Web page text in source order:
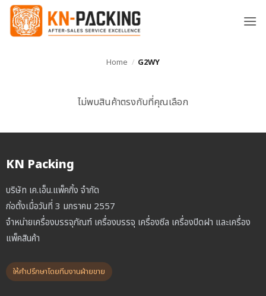
ข้าม
ยัง
Home / G2WY
ไม่พบสินค้าตรงกับที่คุณเลือก
KN Packing
บริษัท เค.เอ็น.แพ็คกิ้ง จำกัด
ก่อตั้งเมื่อวันที่ 3 มกราคม 2557
จำหน่ายเครื่องบรรจุภัณฑ์ เครื่องบรรจุ เครื่องซีล เครื่องปิดฝา และเครื่อง
แพ็คสินค้า
ให้คำปรึกษาโดยทีมงานฝ่ายขาย